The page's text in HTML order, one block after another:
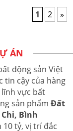
1 2 »
ÁN
động sản Việt
tin cậy của hàng
vực bất
sản phẩm Đất
Bình
tỷ, vị trí đắc